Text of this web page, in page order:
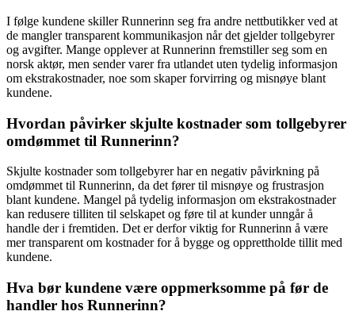
I følge kundene skiller Runnerinn seg fra andre nettbutikker ved at
de mangler transparent kommunikasjon når det gjelder tollgebyrer
og avgifter. Mange opplever at Runnerinn fremstiller seg som en
norsk aktør, men sender varer fra utlandet uten tydelig informasjon
om ekstrakostnader, noe som skaper forvirring og misnøye blant
kundene.
Hvordan påvirker skjulte kostnader som tollgebyrer
omdømmet til Runnerinn?
Skjulte kostnader som tollgebyrer har en negativ påvirkning på
omdømmet til Runnerinn, da det fører til misnøye og frustrasjon
blant kundene. Mangel på tydelig informasjon om ekstrakostnader
kan redusere tilliten til selskapet og føre til at kunder unngår å
handle der i fremtiden. Det er derfor viktig for Runnerinn å være
mer transparent om kostnader for å bygge og opprettholde tillit med
kundene.
Hva bør kundene være oppmerksomme på før de
handler hos Runnerinn?